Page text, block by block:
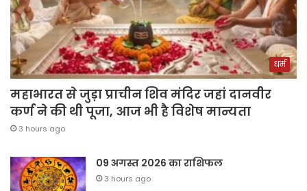
धर्म
महाभारत से जुड़ा प्राचीन शिव मंदिर जहां दानवीर
कर्ण ने की थी पूजा, आज भी है विशेष मान्यता
3 hours ago
09 अगस्त 2026 का राशिफल
3 hours ago